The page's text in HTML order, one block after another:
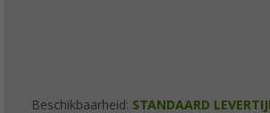
Beschikbaarheid: STANDAARD